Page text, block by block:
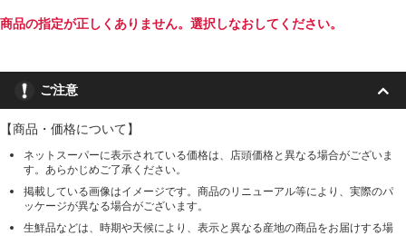
商品の指定が正しくありません。選択しなおしてください。
ご注意
【商品・価格について】
ネットスーパーに表示されている価格は、店頭価格と異なる場合がございま
す。あらかじめご了承ください。
掲載している画像はイメージです。商品のリニューアル等により、実際のパ
ッケージが異なる場合がございます。
生鮮品などは、時期や天候により、表示と異なる産地の商品をお届けする場